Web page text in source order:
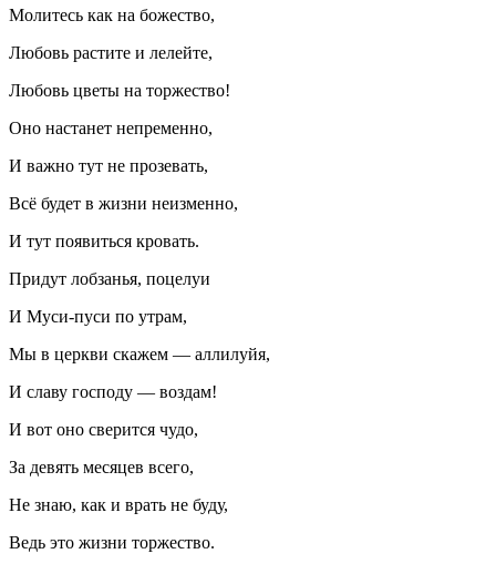
Молитесь как на божество,
Любовь растите и лелейте,
Любовь цветы на торжество!
Оно настанет непременно,
И важно тут не прозевать,
Всё будет в жизни неизменно,
И тут появиться кровать.
Придут лобзанья, поцелуи
И Муси-пуси по утрам,
Мы в церкви скажем — аллилуйя,
И славу господу — воздам!
И вот оно сверится чудо,
За девять месяцев всего,
Не знаю, как и врать не буду,
Ведь это жизни торжество.